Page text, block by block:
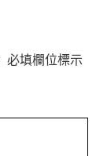
必填欄位標示